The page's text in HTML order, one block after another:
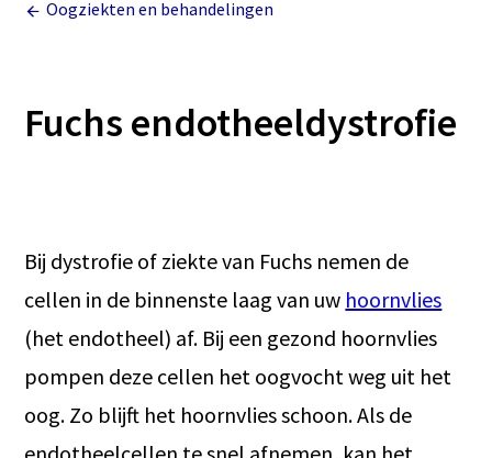
Oogziekten en behandelingen
Fuchs endotheeldystrofie
Bij dystrofie of ziekte van Fuchs nemen de
cellen in de binnenste laag van uw hoornvlies
(het endotheel) af. Bij een gezond hoornvlies
pompen deze cellen het oogvocht weg uit het
oog. Zo blijft het hoornvlies schoon. Als de